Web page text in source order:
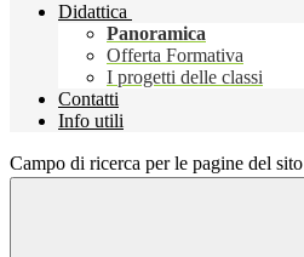
Didattica
Panoramica
Offerta Formativa
I progetti delle classi
Contatti
Info utili
Campo di ricerca per le pagine del sito